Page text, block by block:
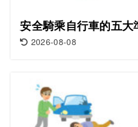
安全騎乘自行車的五大
2026-08-08